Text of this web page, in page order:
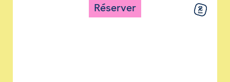
Réserver